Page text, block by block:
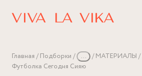
Главная Подборки ... МАТЕРИАЛЫ
Футболка Сегодня Сияю